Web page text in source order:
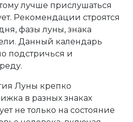
лучше прислушаться
Рекомендации строятся
фазы луны, знака
Данный календарь
подстричься и
Луны крепко
в разных знаках
не только на состояние